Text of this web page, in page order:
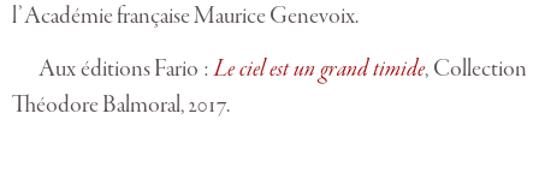
l’Académie française Maurice Genevoix.
Aux éditions Fario :Le ciel est un grand timide, Collection
Théodore Balmoral, 2017.